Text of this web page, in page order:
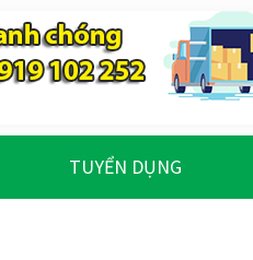
TUYỂN DỤNG